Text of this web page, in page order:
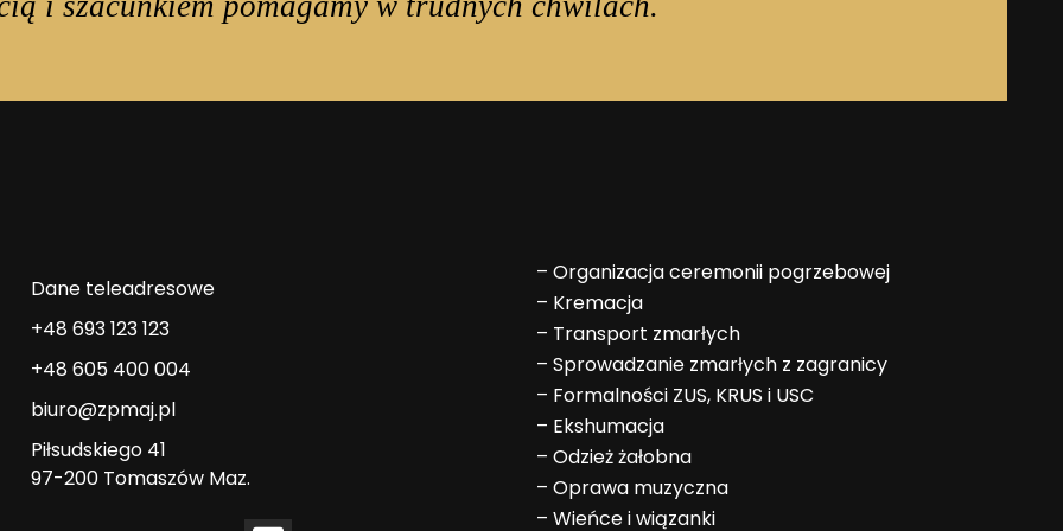
Dane teleadresowe
+48 693 123 123
+48 605 400 004
biuro@zpmaj.pl
Piłsudskiego 41
97-200 Tomaszów Maz.
–Organizacja ceremonii pogrzebowej
– Kremacja
– Transport zmarłych
–Sprowadzanie zmarłych z zagranicy
– Formalności ZUS, KRUS i USC
– Ekshumacja
–Odzież żałobna
–Oprawa muzyczna
–Wieńce i wiązanki